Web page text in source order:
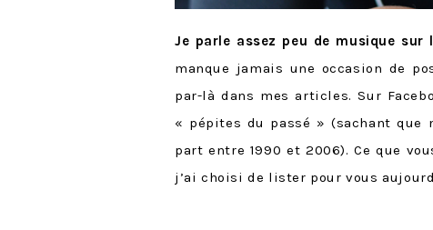
Je parle assez peu de musique sur
manque jamais une occasion de
par-là dans mes articles. Sur
« pépites du passé » (sachant que
part entre 1990 et 2006). Ce que
j’ai choisi de lister pour vous